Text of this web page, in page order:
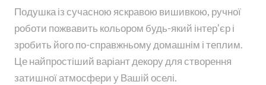
Подушка із сучасною яскравою вишивкою, ручної
роботи пожвавить кольором будь-який інтер'єр і
зробить його по-справжньому домашнім і теплим.
Це найпростіший варіант декору для створення
затишної атмосфери у Вашій оселі.